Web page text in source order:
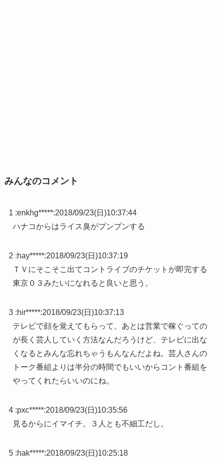
みんなのコメント
1 :enkhg*****:2018/09/23(日)10:37:44
ハナコからはライス臭がプンプンする
2 :hay*****:2018/09/23(日)10:37:19
ＴＶにそこそこ出てコントライブのチケットが即完する
東京０３みたいになれると良いと思う。
3 :hir*****:2018/09/23(日)10:37:13
テレビで顔を覚えてもらって、あとは営業で稼ぐっての
が長く芸人していく方法なんだろうけど、テレビに出な
くなるとみんな忘れちゃうもんなんだよね。芸人さんの
トーク番組よりは半分の時間でもいいからコント番組を
やってくれたらいいのにね。
4 :pxc*****:2018/09/23(日)10:35:56
見るからにイマイチ。３人とも不細工だし。
5 :hak*****:2018/09/23(日)10:25:18